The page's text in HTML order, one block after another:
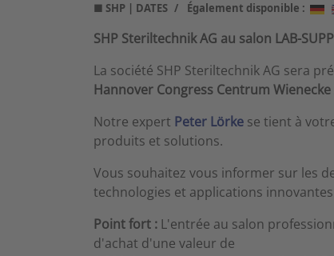
■ SHP | DATES Également disponible :
SHP Steriltechnik AG au salon LAB-
La société SHP Steriltechnik AG sera
Hannover Congress Centrum
Notre expert Peter Lörke se tient à
produits et solutions.
Vous souhaitez vous informer sur les
technologies et applications innovantes
Point fort : L'entrée au salon
d'achat d'une valeur de